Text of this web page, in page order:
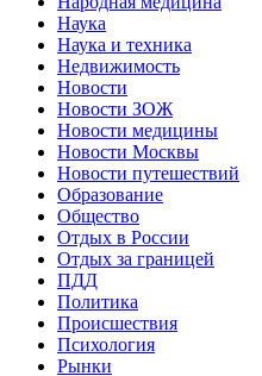
Наука
Наука и техника
Недвижимость
Новости
Новости ЗОЖ
Новости медицины
Новости Москвы
Новости путешествий
Образование
Общество
Отдых в России
Отдых за границей
ПДД
Политика
Происшествия
Психология
Рынки